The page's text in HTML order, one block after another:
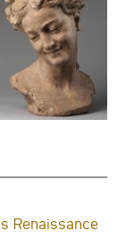
Renaissance